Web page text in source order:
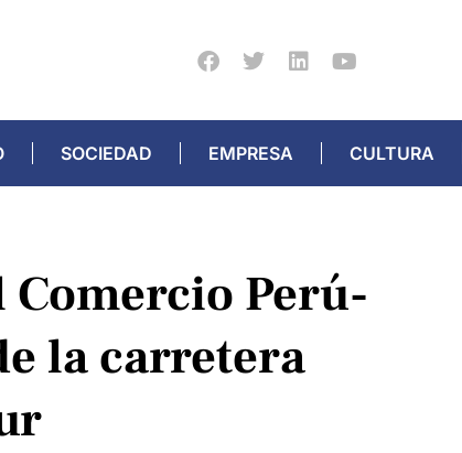
SOCIEDAD EMPRESA CULTURA
Perú-
la carretera